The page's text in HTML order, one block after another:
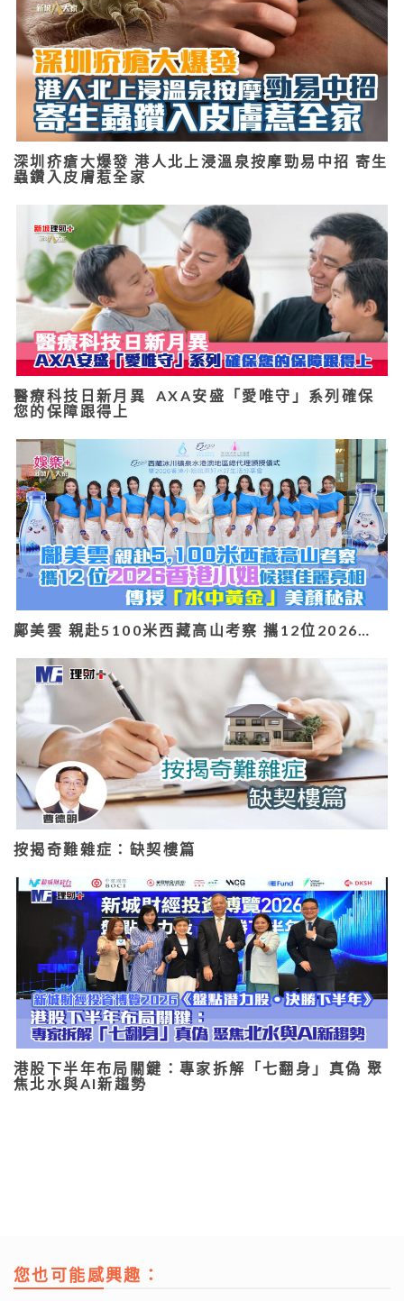
深圳疥瘡大爆發 港人北上浸溫泉按摩勁易中招 寄生
蟲鑽入皮膚惹全家
醫療科技日新月異 AXA安盛「愛唯守」系列確保
您的保障跟得上
鄺美雲 親赴5100米西藏高山考察 攜12位2026…
按揭奇難雜症：缺契樓篇
港股下半年布局關鍵：專家拆解「七翻身」真偽 聚
焦北水與AI新趨勢
您也可能感興趣：